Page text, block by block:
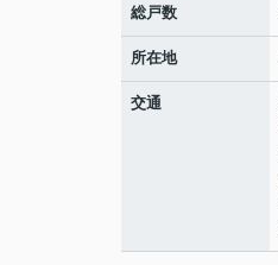
総戸数
所在地
交通